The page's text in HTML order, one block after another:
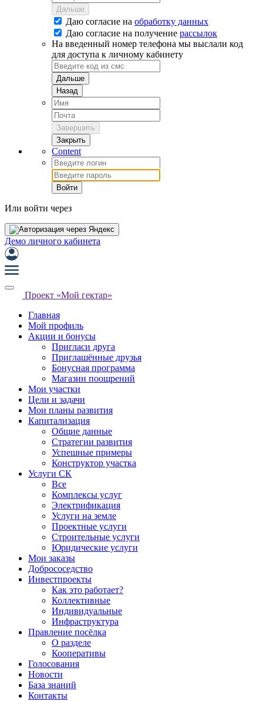
Дальше
Даю согласие на обработку данных
Даю согласие на получение рассылок
На введенный номер телефона мы выслали код
для доступа к личному кабинету
Дальше
Назад
Завершить
Закрыть
Content
Войти
Или войти через
Демо личного кабинета
Проект «Мой гектар»
Главная
Мой профиль
Акции и бонусы
Пригласи друга
Приглашённые друзья
Бонусная программа
Магазин поощрений
Мои участки
Цели и задачи
Мои планы развития
Капитализация
Общие данные
Стратегии развития
Успешные примеры
Конструктор участка
Услуги СК
Все
Комплексы услуг
Электрификация
Услуги на земле
Проектные услуги
Строительные услуги
Юридические услуги
Мои заказы
Добрососедство
Инвестпроекты
Как это работает?
Коллективные
Индивидуальные
Инфраструктура
Правление посёлка
О разделе
Кооперативы
Голосования
Новости
База знаний
Контакты